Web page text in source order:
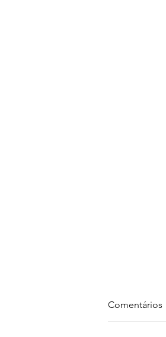
Comentários